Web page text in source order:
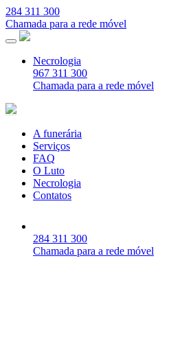
284 311 300
Chamada para a rede móvel
Necrologia
967 311 300
Chamada para a rede móvel
A funerária
Serviços
FAQ
O Luto
Necrologia
Contatos
284 311 300
Chamada para a rede móvel